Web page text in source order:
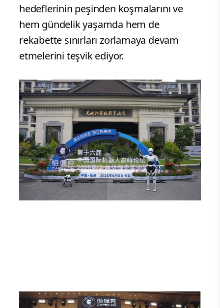
hedeflerinin peşinden koşmalarını ve
hem gündelik yaşamda hem de
rekabette sınırları zorlamaya devam
etmelerini teşvik ediyor.